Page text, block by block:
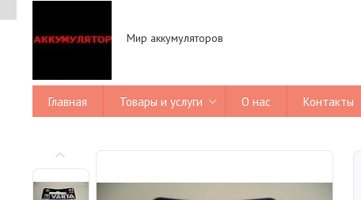
Мир аккумуляторов
Главная Товары и услуги О нас Контакты